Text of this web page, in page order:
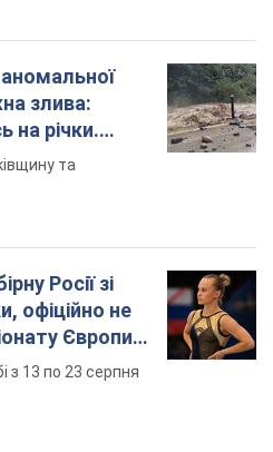
злива:
на річки.
та
Росії зі
офіційно не
Європи
з 13 по 23 серпня